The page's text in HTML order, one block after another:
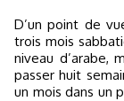
D’un point de
trois mois
niveau d’arabe,
passer huit
un mois dans un